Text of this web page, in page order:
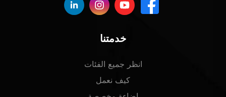
خدمتنا
انظر جميع الفئات
كيف نعمل